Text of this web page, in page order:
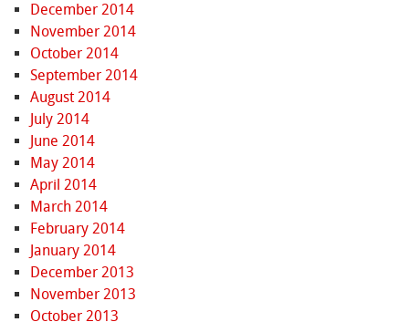
December 2014
November 2014
October 2014
September 2014
August 2014
July 2014
June 2014
May 2014
April 2014
March 2014
February 2014
January 2014
December 2013
November 2013
October 2013